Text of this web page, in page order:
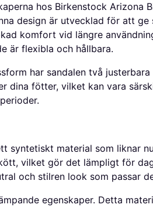
hos Birkenstock Arizona
design är utvecklad för att
komfort vid längre
är flexibla och hållbara.
har sandalen två justerbara
dina fötter, vilket kan vara
syntetiskt material som liknar
vilket gör det lämpligt för
och stilren look som passar
egenskaper. Detta